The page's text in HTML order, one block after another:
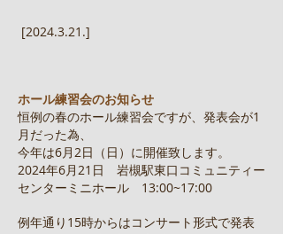
[2024.3.21.]
ホール練習会のお知らせ
恒例の春のホール練習会ですが、発表会が1
月だった為、
今年は6月2日（日）に開催致します。
2024年6月21日 岩槻駅東口コミュニティー
センターミニホール 13:00~17:00
例年通り15時からはコンサート形式で発表